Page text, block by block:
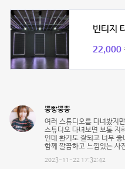
빈티지
22,000
뿡빵뿡뿡
여러 스튜디오를 다녀봤지
스튜디오 다녀보면 보통 지
인데 환기도 잘되고 너무
함께 깔끔하고 느낌있는 사
2023-11-22 17:32:42